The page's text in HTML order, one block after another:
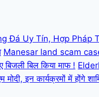
Đá Uy Tín, Hợp Pháp
Manesar land scam case
बिल किया माफ !
मोदी, इन कार्यक्रमों में होंगे